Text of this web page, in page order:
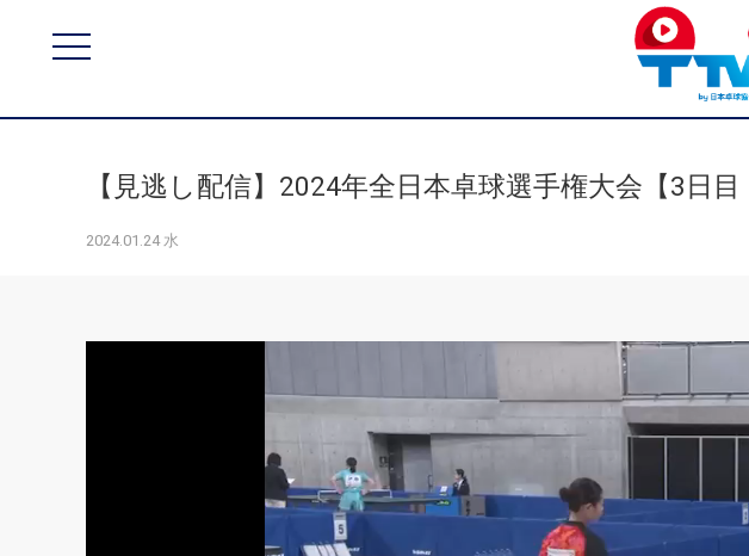
【見逃し配信】2024年全日本卓球選手権大会【3日
2024.01.24 水